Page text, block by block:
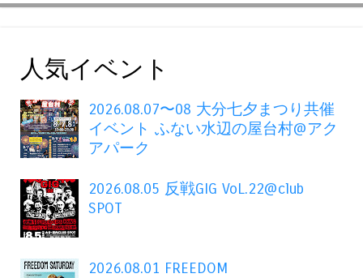
人気イベント
2026.08.07〜08 大分七夕まつり共催
イベント ふない水辺の屋台村@アク
アパーク
2026.08.05 反戦GIG VoL.22@club
SPOT
2026.08.01 FREEDOM